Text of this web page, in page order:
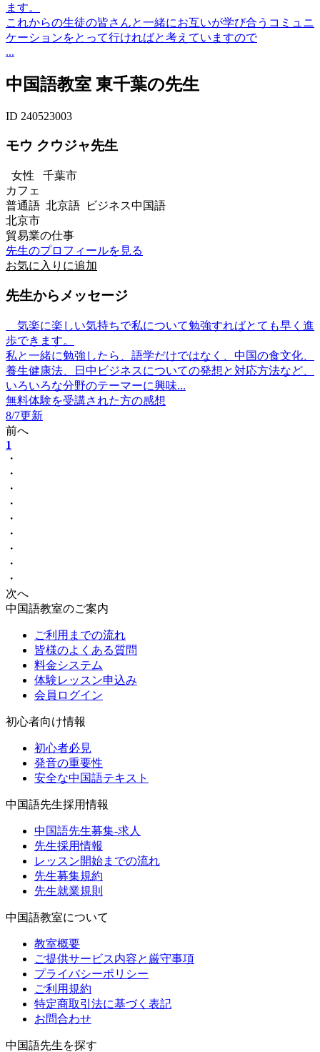
ます。
これからの生徒の皆さんと一緒にお互いが学び合うコミュニ
ケーションをとって行ければと考えていますので
...
中国語教室 東千葉の先生
ID 240523003
モウ クウジャ先生
女性 千葉市
カフェ
普通語 北京語 ビジネス中国語
北京市
貿易業の仕事
先生のプロフィールを見る
お気に入りに追加
先生からメッセージ
気楽に楽しい気持ちで私について勉強すればとても早く進
歩できます。
私と一緒に勉強したら、語学だけではなく、中国の食文化、
養生健康法、日中ビジネスについての発想と対応方法など、
いろいろな分野のテーマーに興味...
無料体験を受講された方の感想
8/7更新
前へ
1
・
・
・
・
・
・
・
・
・
次へ
中国語教室のご案内
ご利用までの流れ
皆様のよくある質問
料金システム
体験レッスン申込み
会員ログイン
初心者向け情報
初心者必見
発音の重要性
安全な中国語テキスト
中国語先生採用情報
中国語先生募集-求人
先生採用情報
レッスン開始までの流れ
先生募集規約
先生就業規則
中国語教室について
教室概要
ご提供サービス内容と厳守事項
プライバシーポリシー
ご利用規約
特定商取引法に基づく表記
お問合わせ
中国語先生を探す